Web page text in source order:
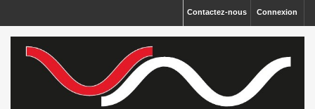
Connexion
Contactez-nous